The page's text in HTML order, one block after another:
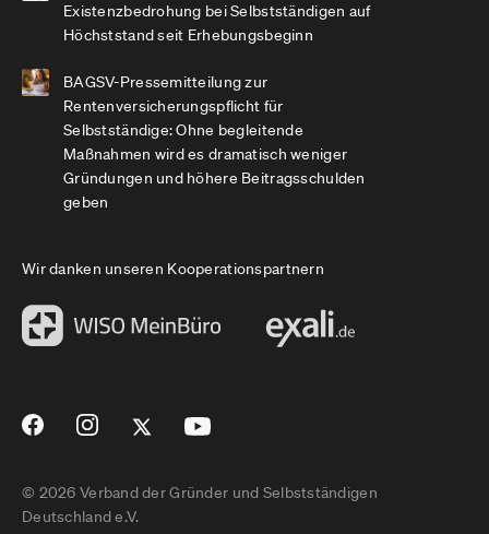
Existenzbedrohung bei Selbstständigen auf
Höchststand seit Erhebungsbeginn
BAGSV-Pressemitteilung zur
Rentenversicherungspflicht für
Selbstständige: Ohne begleitende
Maßnahmen wird es dramatisch weniger
Gründungen und höhere Beitragsschulden
geben
Wir danken unseren Kooperationspartnern
© 2026 Verband der Gründer und Selbstständigen
Deutschland e.V.